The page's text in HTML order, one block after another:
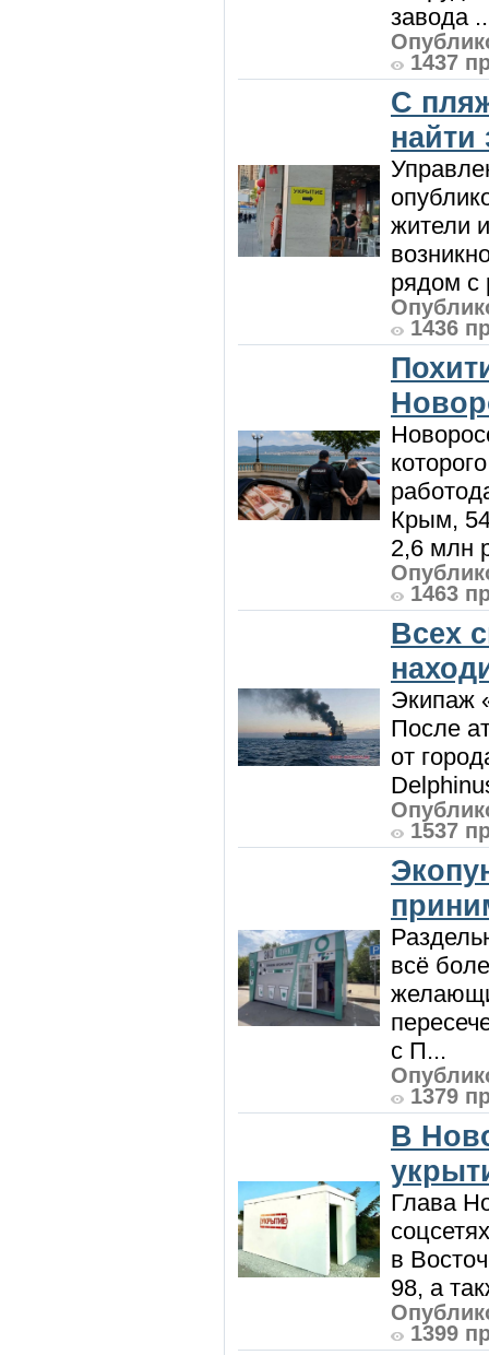
завода
1437
С
жители
рядом с
1436
Крым,
2,6 млн
1463
Всех
Экипаж
После
от
1537
всё
с П...
1379
В
Глава
в
98, а
1399